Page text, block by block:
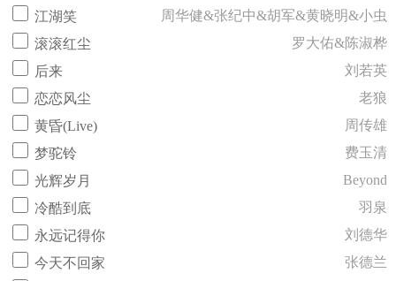
江湖笑
周华健&张纪中&胡军&黄晓明&小虫
滚滚红尘
罗大佑&陈淑桦
后来
刘若英
恋恋风尘
老狼
黄昏(Live)
周传雄
梦驼铃
费玉清
光辉岁月
Beyond
冷酷到底
羽泉
永远记得你
刘德华
今天不回家
张德兰